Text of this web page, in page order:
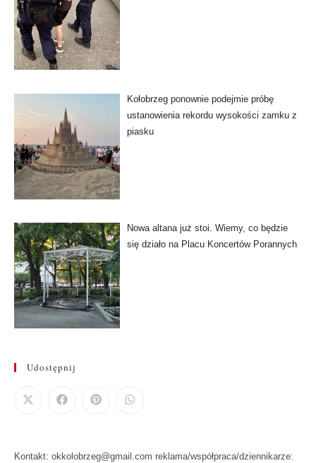
Kołobrzeg ponownie podejmie próbę
ustanowienia rekordu wysokości zamku z
piasku
Nowa altana już stoi. Wiemy, co będzie
się działo na Placu Koncertów Porannych
Udostępnij
Kontakt: okkolobrzeg@gmail.com reklama/współpraca/dziennikarze: